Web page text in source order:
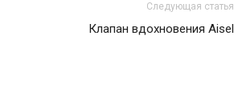
Следующая статья
Клапан вдохновения Aisel